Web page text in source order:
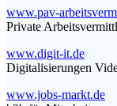
www.pav-
Private
www.digit-it.de
Digitalisierungen
www.jobs-markt.de